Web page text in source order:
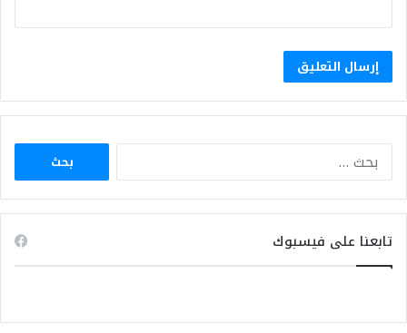
البحث
تابعنا على فيسبوك